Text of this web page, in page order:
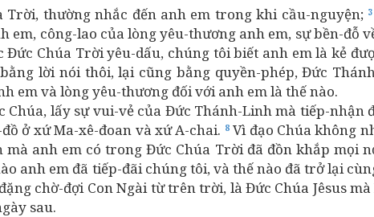
thường nhắc đến anh em trong khi cầu-nguyện; 3
em, công-lao của lòng yêu-thương anh em, sự bền-đỗ
Chúa Trời yêu-dấu, chúng tôi biết anh em là kẻ
lời nói thôi, lại cũng bằng quyền-phép, Đức
em và lòng yêu-thương đối với anh em là thế nào.
Chúa, lấy sự vui-vẻ của Đức Thánh-Linh mà tiếp-nhận
ở xứ Ma-xê-đoan và xứ A-chai. 8Vì đạo Chúa không
anh em có trong Đức Chúa Trời đã đồn khắp mọi
anh em đã tiếp-đãi chúng tôi, và thế nào đã trở lại
chờ-đợi Con Ngài từ trên trời, là Đức Chúa Jêsus
sau.